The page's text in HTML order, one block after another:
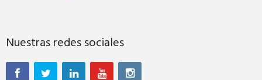
Nuestras redes sociales